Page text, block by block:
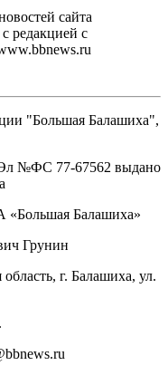
сайта
редакцией с
"Большая Балашиха",
№ФС ‎77-67562 выдано
Балашиха»
Грунин
г. Балашиха, ул.